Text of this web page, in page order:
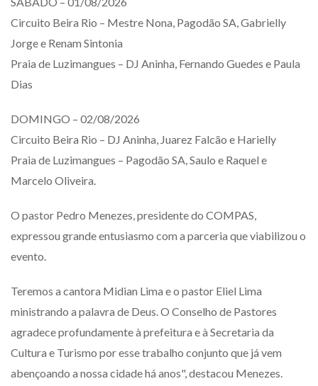
Circuito Beira Rio – Mestre Nona, Pagodão SA, Gabrielly
Jorge e Renam Sintonia
Praia de Luzimangues – DJ Aninha, Fernando Guedes e Paula
Dias
DOMINGO – 02/08/2026
Circuito Beira Rio – DJ Aninha, Juarez Falcão e Harielly
Praia de Luzimangues – Pagodão SA, Saulo e Raquel e
Marcelo Oliveira.
O pastor Pedro Menezes, presidente do COMPAS,
expressou grande entusiasmo com a parceria que viabilizou o
evento.
Teremos a cantora Midian Lima e o pastor Eliel Lima
ministrando a palavra de Deus. O Conselho de Pastores
agradece profundamente à prefeitura e à Secretaria da
Cultura e Turismo por esse trabalho conjunto que já vem
abençoando a nossa cidade há anos", destacou Menezes.